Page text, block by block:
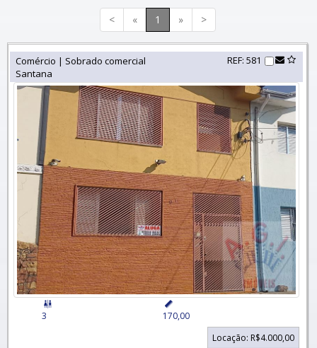
< « 1 » >
Comércio | Sobrado comercial
Santana
REF: 581

3

170,00
Locação: R$4.000,00